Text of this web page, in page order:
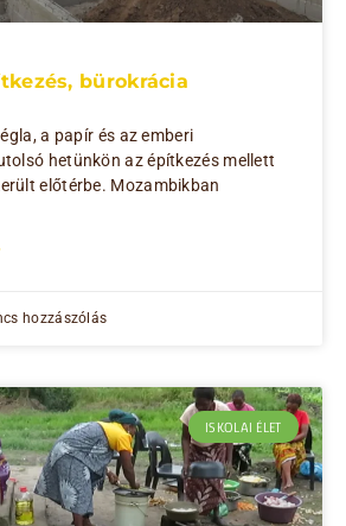
bürokrácia
a papír és az emberi
hetünkön az építkezés mellett
előtérbe. Mozambikban
hozzászólás
ISKOLAI ÉLET